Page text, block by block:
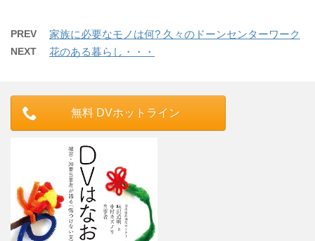
PREV 家族に必要なモノは何? 久々のドーンセンターワーク
NEXT 花のある暮らし・・・
無料 DVホットライン